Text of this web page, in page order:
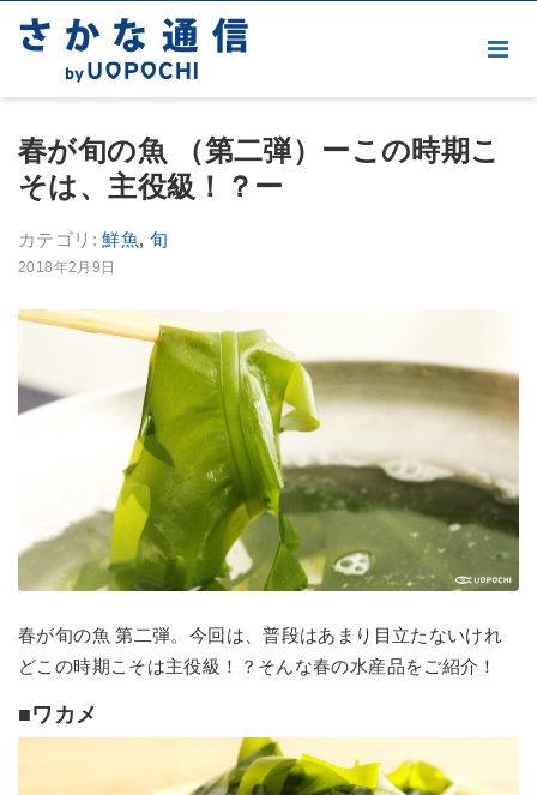
春が旬の魚 （第二弾）ーこの時期こ
そは、主役級！？ー
カテゴリ: 鮮魚, 旬
2018年2月9日
春が旬の魚 第二弾。今回は、普段はあまり目立たないけれ
どこの時期こそは主役級！？そんな春の水産品をご紹介！
■ワカメ